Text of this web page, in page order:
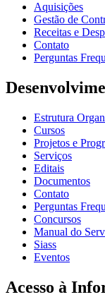
Aquisições
Gestão de
Receitas e
Contato
Perguntas
Estrutura
Cursos
Projetos e
Serviços
Editais
Documentos
Contato
Perguntas
Concursos
Manual do
Siass
Eventos
Acesso à